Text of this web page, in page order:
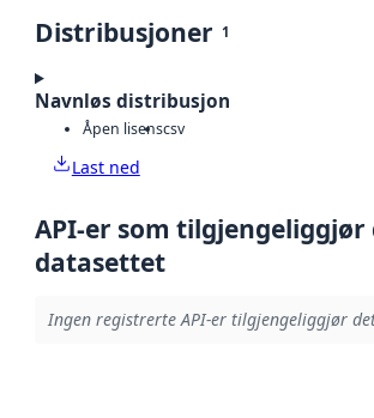
Distribusjoner 1
Navnløs distribusjon
Åpen lisenscsv
Last ned
API-er som tilgjengeliggjør
datasettet
Ingen registrerte API-er tilgjengeliggjør